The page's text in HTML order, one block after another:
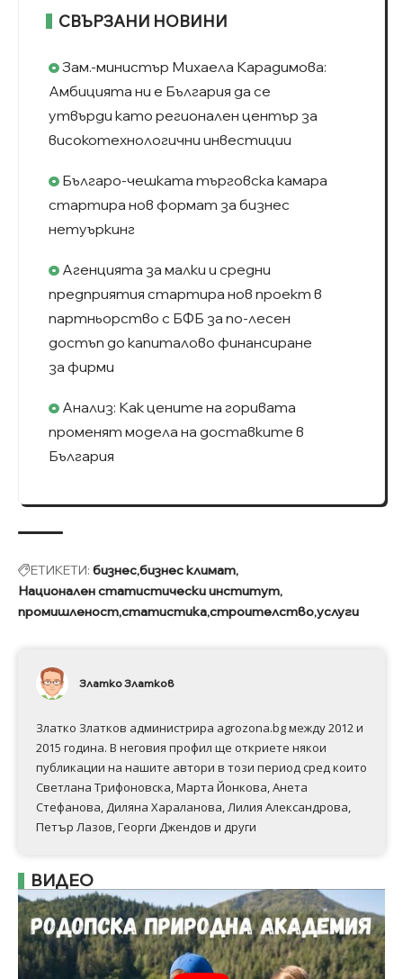
СВЪРЗАНИ НОВИНИ
Зам.-министър Михаела Карадимова:
Амбицията ни е България да се
утвърди като регионален център за
високотехнологични инвестиции
Българо-чешката търговска камара
стартира нов формат за бизнес
нетуъркинг
Агенцията за малки и средни
предприятия стартира нов проект в
партньорство с БФБ за по-лесен
достъп до капиталово финансиране
за фирми
Анализ: Как цените на горивата
променят модела на доставките в
България
ЕТИКЕТИ: бизнесбизнес климат
Национален статистически институт
промишленостстатистикастроителствоуслуги
Златко Златков
Златко Златков администрира agrozona.bg между 2012 и
2015 година. В неговия профил ще откриете някои
публикации на нашите автори в този период сред които
Светлана Трифоновска, Марта Йонкова, Анета
Стефанова, Диляна Хараланова, Лилия Александрова,
Петър Лазов, Георги Джендов и други
ВИДЕО